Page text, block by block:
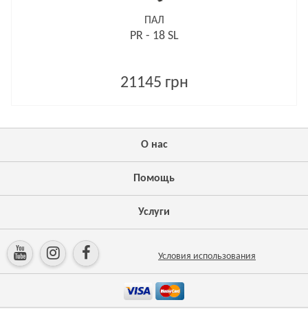
ПАЛ
PR - 18 SL
21145 грн
О нас
Помощь
Услуги
Условия использования